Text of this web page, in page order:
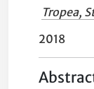
Tropea,
2018